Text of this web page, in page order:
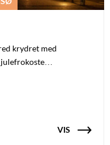
krydret med
VIS